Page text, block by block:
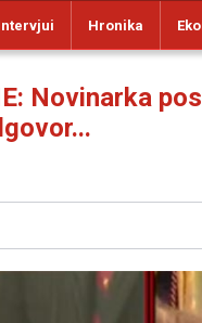
Hronika
Novinarka